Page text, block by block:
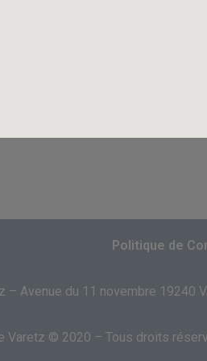
Politique de
– Avenue du 11 novembre 19240
Varetz © 2020 – Tous droits